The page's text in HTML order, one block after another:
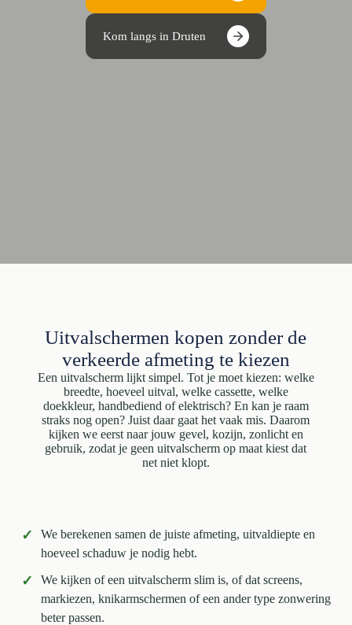
Kom langs in Druten
Uitvalschermen kopen zonder de
verkeerde afmeting te kiezen
Een uitvalscherm lijkt simpel. Tot je moet kiezen: welke
breedte, hoeveel uitval, welke cassette, welke
doekkleur, handbediend of elektrisch? En kan je raam
straks nog open? Juist daar gaat het vaak mis. Daarom
kijken we eerst naar jouw gevel, kozijn, zonlicht en
gebruik, zodat je geen uitvalscherm op maat kiest dat
net niet klopt.
✓
We berekenen samen de juiste afmeting, uitvaldiepte en
hoeveel schaduw je nodig hebt.
✓
We kijken of een uitvalscherm slim is, of dat screens,
markiezen, knikarmschermen of een ander type zonwering
beter passen.